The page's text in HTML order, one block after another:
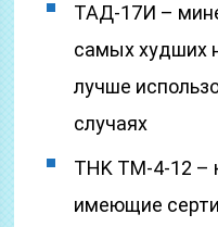
ТАД-17И –
самых худших
лучше
случаях
THK TM-4-12 –
имеющие